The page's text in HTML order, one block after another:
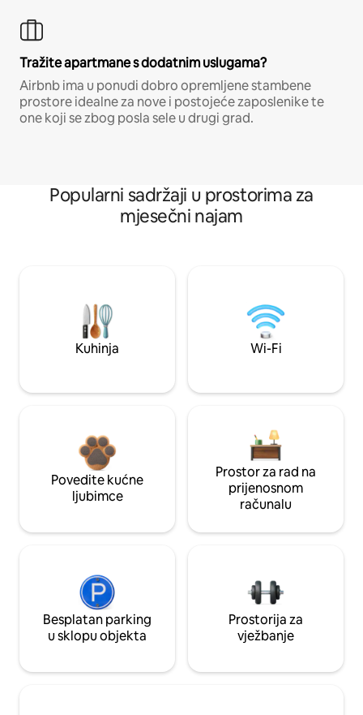
Tražite apartmane s dodatnim uslugama?
Airbnb ima u ponudi dobro opremljene stambene
prostore idealne za nove i postojeće zaposlenike te
one koji se zbog posla sele u drugi grad.
Popularni sadržaji u prostorima za
mjesečni najam
Kuhinja Wi-Fi
Povedite kućne
ljubimce
Prostor za rad na
prijenosnom
računalu
Besplatan parking
u sklopu objekta
Prostorija za
vježbanje